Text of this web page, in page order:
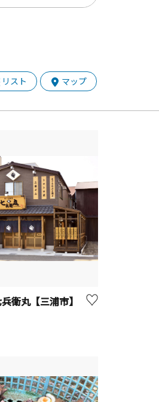
リスト マップ
衛丸【三浦市】